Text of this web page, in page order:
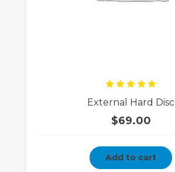
5.00
of 5
External Hard Disc
$69.00
Add to cart